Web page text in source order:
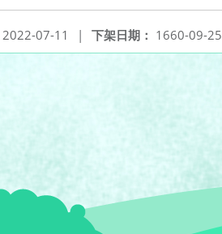
下架日期： 1660-09-25
2022-07-11 |